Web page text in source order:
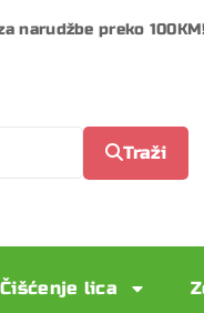
narudžbe preko
Traži
Čišćenje lica